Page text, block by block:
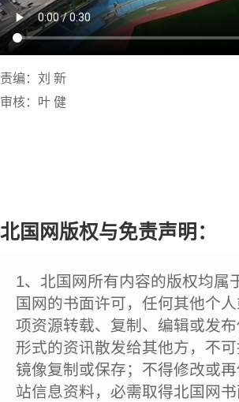
责编：刘 新
审核：叶 健
北国网版权与免责声明：
1、北国网所有内容的版权均属
国网的书面许可，任何其他个
项资源转载、复制、编辑或发
形式的资讯散发给其他方，不
镜像复制或保存；不得修改或
站信息资料，必需取得北国网